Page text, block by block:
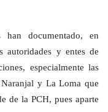
han documentado, en
autoridades y entes de
especialmente las
y La Loma que
de la PCH, pues aparte